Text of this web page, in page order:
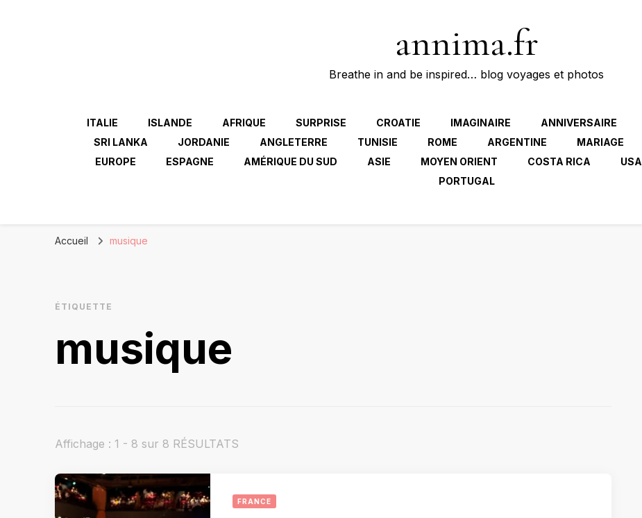
annima.fr
Breathe in and be inspired… blog voyages et photos
ITALIE ISLANDE AFRIQUE SURPRISE CROATIE IMAGINAIRE ANNIVERSAIRE
SRI LANKA
JORDANIE ANGLETERRE TUNISIE ROME ARGENTINE MARIAGE
EUROPE
ESPAGNE AMÉRIQUE DU SUD ASIE MOYEN ORIENT COSTA RICA USA
PORTUGAL
Accueil musique
ÉTIQUETTE
musique
Affichage : 1 - 8 sur 8 RÉSULTATS
FRANCE